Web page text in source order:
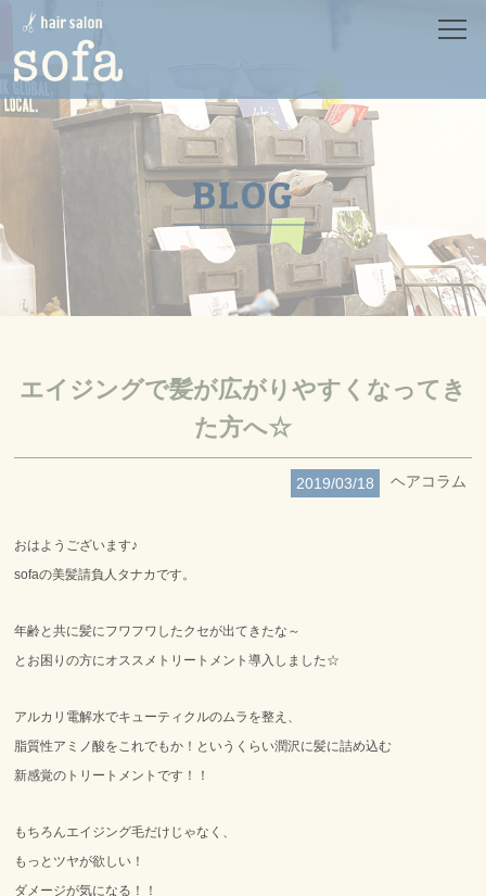
HOME
SALON サロン
コンセプト
PRODUCT プロダクト
STYLE
STAFF スタッフ
BLOG ブログ
リクルート
CONTACT
BLOG
エイジングで髪が広がりやすくなってき
た方へ☆
2019/03/18 ヘアコラム
おはようございます♪
sofaの美髪請負人タナカです。
年齢と共に髪にフワフワしたクセが出てきたな～
とお困りの方にオススメトリートメント導入しました☆
アルカリ電解水でキューティクルのムラを整え、
脂質性アミノ酸をこれでもか！というくらい潤沢に髪に詰め込む
新感覚のトリートメントです！！
もちろんエイジング毛だけじゃなく、
もっとツヤが欲しい！
ダメージが気になる！！